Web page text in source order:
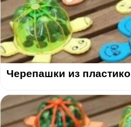
Черепашки из